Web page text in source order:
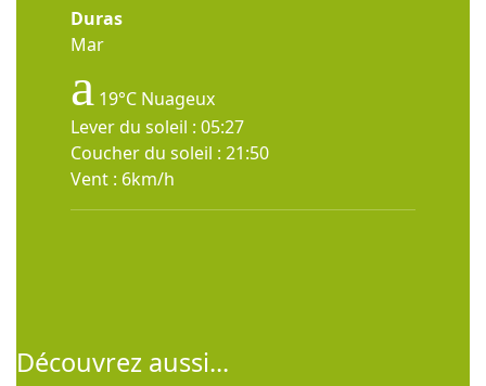
Duras
Mar
19°C Nuageux
Lever du soleil : 05:27
Coucher du soleil : 21:50
Vent : 6km/h
Découvrez aussi...